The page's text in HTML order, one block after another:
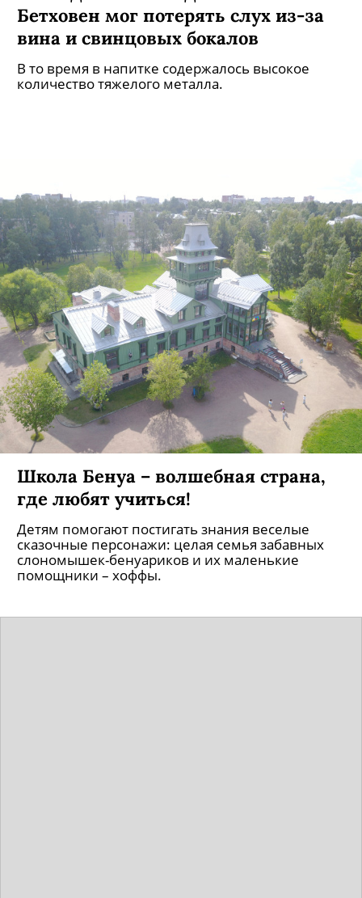
Исследование: Людвиг ван
Бетховен мог потерять слух из-за
вина и свинцовых бокалов
В то время в напитке содержалось высокое
Школа Бенуа – волшебная страна,
где любят учиться!
Детям помогают постигать знания веселые
сказочные персонажи: целая семья забавных
слономышек-бенуариков и их маленькие